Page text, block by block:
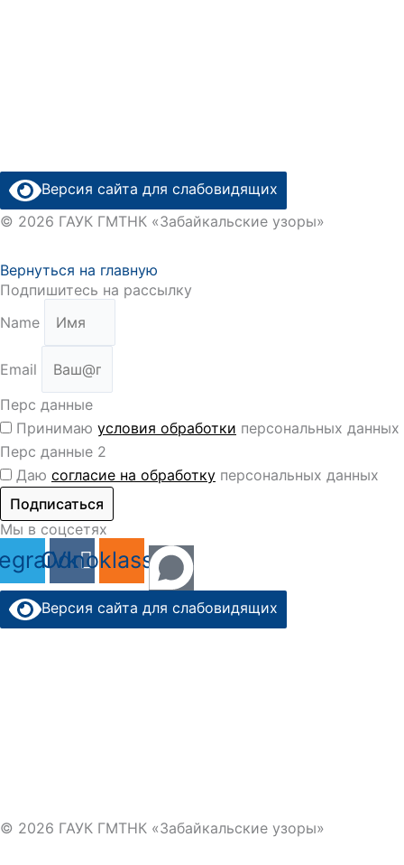
Версия сайта для слабовидящих
© 2026 ГАУК ГМТНК «Забайкальские узоры»
Вернуться на главную
Подпишитесь на рассылку
Name
Email
Перс данные
Принимаю условия обработки персональных данных
Перс данные 2
Даю согласие на обработку персональных данных
Подписаться
Мы в соцсетях
Vk
Odnoklassniki
Версия сайта для слабовидящих
© 2026 ГАУК ГМТНК «Забайкальские узоры»